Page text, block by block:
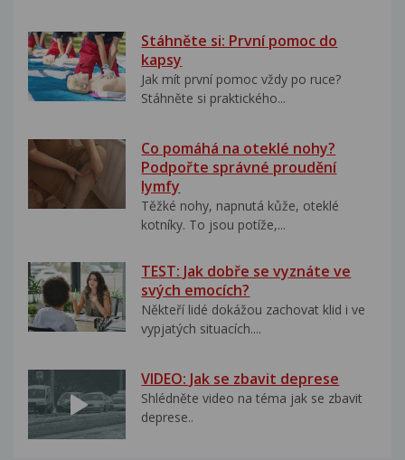
Stáhněte si: První pomoc do
kapsy
Jak mít první pomoc vždy po ruce?
Stáhněte si praktického...
Co pomáhá na oteklé nohy?
Podpořte správné proudění
lymfy
Těžké nohy, napnutá kůže, oteklé
kotníky. To jsou potíže,...
TEST: Jak dobře se vyznáte ve
svých emocích?
Někteří lidé dokážou zachovat klid i ve
vypjatých situacích....
VIDEO: Jak se zbavit deprese
Shlédněte video na téma jak se zbavit
deprese..